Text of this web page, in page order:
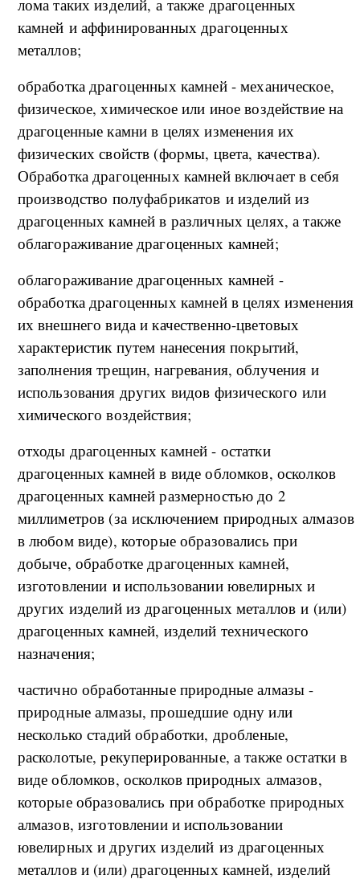
лома таких изделий, а также драгоценных
камней и аффинированных драгоценных
металлов;
обработка драгоценных камней - механическое,
физическое, химическое или иное воздействие на
драгоценные камни в целях изменения их
физических свойств (формы, цвета, качества).
Обработка драгоценных камней включает в себя
производство полуфабрикатов и изделий из
драгоценных камней в различных целях, а также
облагораживание драгоценных камней;
облагораживание драгоценных камней -
обработка драгоценных камней в целях изменения
их внешнего вида и качественно-цветовых
характеристик путем нанесения покрытий,
заполнения трещин, нагревания, облучения и
использования других видов физического или
химического воздействия;
отходы драгоценных камней - остатки
драгоценных камней в виде обломков, осколков
драгоценных камней размерностью до 2
миллиметров (за исключением природных алмазов
в любом виде), которые образовались при
добыче, обработке драгоценных камней,
изготовлении и использовании ювелирных и
других изделий из драгоценных металлов и (или)
драгоценных камней, изделий технического
назначения;
частично обработанные природные алмазы -
природные алмазы, прошедшие одну или
несколько стадий обработки, дробленые,
расколотые, рекуперированные, а также остатки в
виде обломков, осколков природных алмазов,
которые образовались при обработке природных
алмазов, изготовлении и использовании
ювелирных и других изделий из драгоценных
металлов и (или) драгоценных камней, изделий